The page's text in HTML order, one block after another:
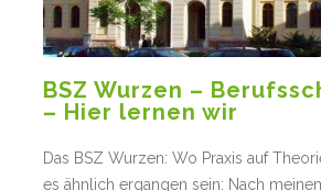
BSZ Wurzen –
– Hier lernen wir
Das BSZ Wurzen: Wo Praxis auf
es ähnlich ergangen sein: Nach